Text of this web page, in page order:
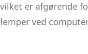
er afgørende
ved